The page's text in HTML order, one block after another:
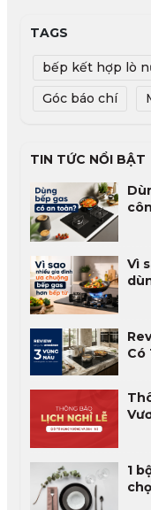
TAGS
bếp kết hợp lò
Góc báo chí
TIN TỨC NỔI BẬT
Vì
Có
1